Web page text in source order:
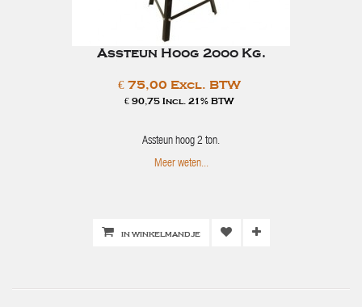
Assteun Hoog 2ooo Kg.
€ 75,00 Excl. BTW
€ 90,75 Incl. 21% BTW
Assteun hoog 2 ton.
Meer weten...
IN WINKELMANDJE